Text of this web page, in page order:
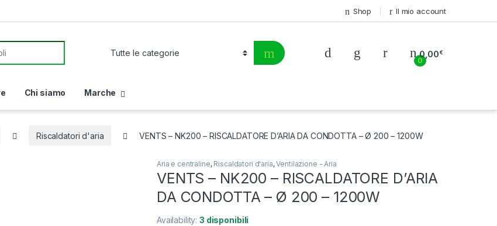
Shop Il mio account
0
0,00€
Chi siamo Marche
Riscaldatori d'aria VENTS – NK200 – RISCALDATORE D’ARIA DA CONDOTTA – Ø 200 – 1200W
Aria e centraline, Riscaldatori d'aria,Ventilazione - Aria
VENTS – NK200 – RISCALDATORE D’ARIA
DA CONDOTTA – Ø 200 – 1200W
Availability:3 disponibili